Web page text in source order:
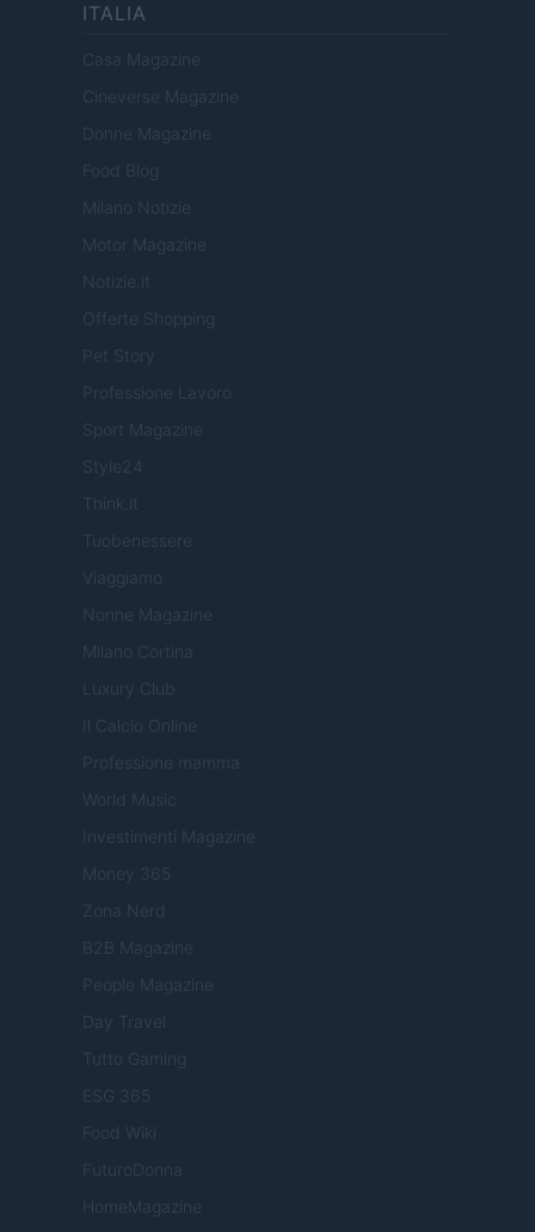
ITALIA
Casa Magazine
Cineverse Magazine
Donne Magazine
Food Blog
Milano Notizie
Motor Magazine
Notizie.it
Offerte Shopping
Pet Story
Professione Lavoro
Sport Magazine
Style24
Think.it
Tuobenessere
Viaggiamo
Nonne Magazine
Milano Cortina
Luxury Club
Il Calcio Online
Professione mamma
World Music
Investimenti Magazine
Money 365
Zona Nerd
B2B Magazine
People Magazine
Day Travel
Tutto Gaming
ESG 365
Food Wiki
FuturoDonna
HomeMagazine